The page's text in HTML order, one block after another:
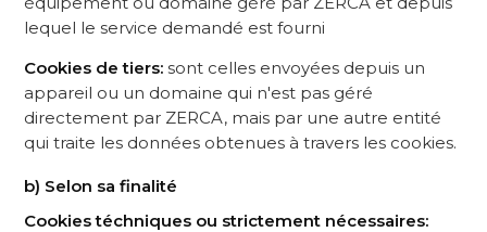
lequel le service demandé est fourni
Cookies de tiers: sont celles envoyées depuis un
appareil ou un domaine qui n'est pas géré
directement par ZERCA, mais par une autre entité
qui traite les données obtenues à travers les cookies.
b) Selon sa finalité
Cookies téchniques ou strictement nécessaires: